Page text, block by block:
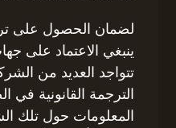
لضمان الحصول على
ينبغي الاعتماد على
تتواجد العديد من
الترجمة القانونية في
المعلومات حول تلك